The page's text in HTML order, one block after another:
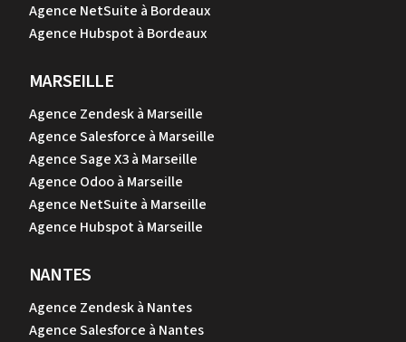
Agence NetSuite à Bordeaux
Agence Hubspot à Bordeaux
MARSEILLE
Agence Zendesk à Marseille
Agence Salesforce à Marseille
Agence Sage X3 à Marseille
Agence Odoo à Marseille
Agence NetSuite à Marseille
Agence Hubspot à Marseille
NANTES
Agence Zendesk à Nantes
Agence Salesforce à Nantes